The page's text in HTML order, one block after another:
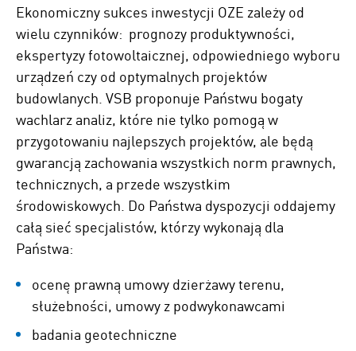
Ekonomiczny sukces inwestycji OZE zależy od
wielu czynników: prognozy produktywności,
ekspertyzy fotowoltaicznej, odpowiedniego wyboru
urządzeń czy od optymalnych projektów
budowlanych. VSB proponuje Państwu bogaty
wachlarz analiz, które nie tylko pomogą w
przygotowaniu najlepszych projektów, ale będą
gwarancją zachowania wszystkich norm prawnych,
technicznych, a przede wszystkim
środowiskowych. Do Państwa dyspozycji oddajemy
całą sieć specjalistów, którzy wykonają dla
Państwa:
ocenę prawną umowy dzierżawy terenu,
służebności, umowy z podwykonawcami
badania geotechniczne